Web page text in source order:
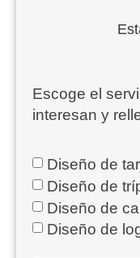
Escoge el
interesan y
Diseño de
Diseño de
Diseño de
Diseño de